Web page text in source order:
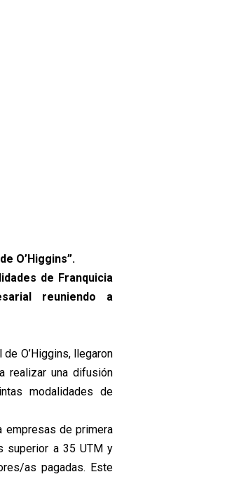
O’Higgins”.
de Franquicia
reuniendo a
O’Higgins, llegaron
realizar una difusión
modalidades de
empresas de primera
superior a 35 UTM y
as pagadas. Este